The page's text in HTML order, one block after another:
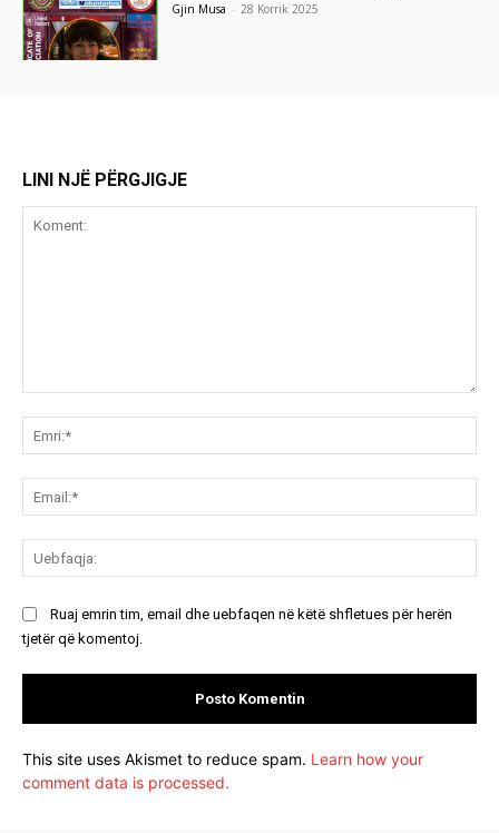
Gjin Musa - 28 Korrik 2025
LINI NJË PËRGJIGJE
Ruaj emrin tim, email dhe uebfaqen në këtë shfletues për herën
tjetër që komentoj.
This site uses Akismet to reduce spam. Learn how your
comment data is processed.